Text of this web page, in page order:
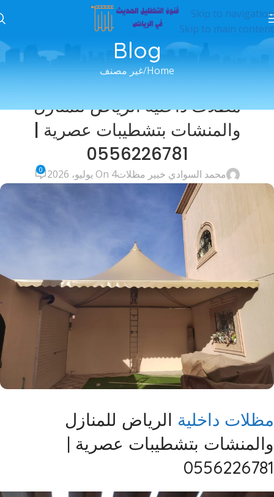
Skip to navigation
Skip to main content
Blog
Home غير مصنف
مظلات داخلية الرياض للمنازل
والمنشات بتشطيبات عصرية |
0556226781
محمد السوادي خبير مظلاتOn 4 يوليو، 2026 0
مظلات داخلية الرياض للمنازل
والمنشات بتشطيبات عصرية |
0556226781